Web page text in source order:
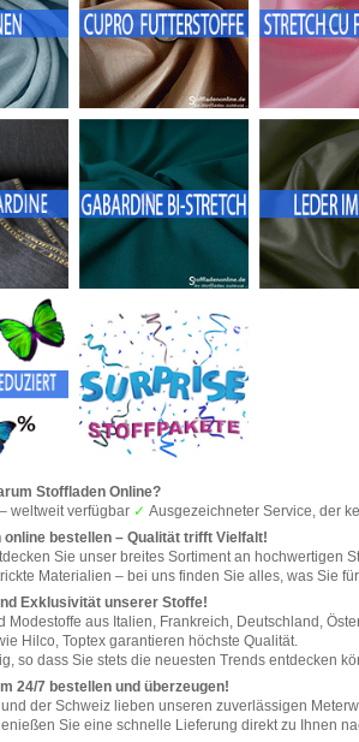
Stoffladen Online?
weltweit verfügbar ✓ Ausgezeichneter Service, der
online bestellen – Qualität trifft Vielfalt!
Sie unser breites Sortiment an hochwertigen
Materialien – bei uns finden Sie alles, was Sie
Exklusivität unserer Stoffe!
aus Italien, Frankreich, Deutschland,
Hilco, Toptex garantieren höchste Qualität.
so dass Sie stets die neuesten Trends entdecken
24/7 bestellen und überzeugen!
der Schweiz lieben unseren zuverlässigen
Sie eine schnelle Lieferung direkt zu Ihnen